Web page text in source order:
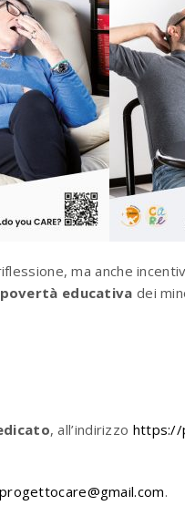
ma anche
educativa dei
, all’indirizzo https://
.